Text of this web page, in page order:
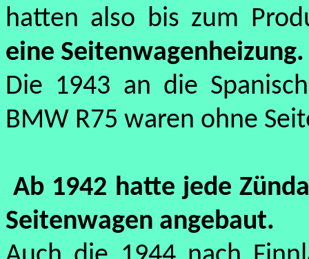
hatten also bis zum
eine Seitenwagenheizung.
Die 1943 an die
BMW R75 waren ohne
Ab 1942 hatte jede
Seitenwagen angebaut.